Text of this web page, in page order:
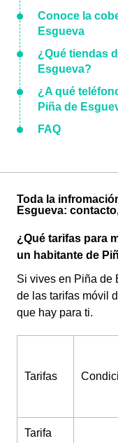
Conoce la
Esgueva
¿Qué tiendas
Esgueva?
¿A qué
Piña de
FAQ
Toda la
Esgueva:
¿Qué tarifas para
un habitante de
Si vives en Piña de
de las tarifas móvil
que hay para ti.
Tarifas
Tarifa